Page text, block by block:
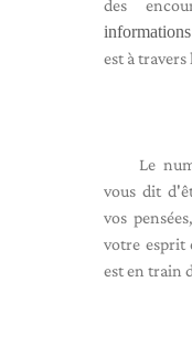
des
est à travers
Le
vous dit
vos
votre esprit
est en train